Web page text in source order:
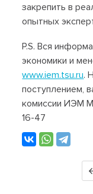
закрепить в
опытных
P.S. Вся
экономики и
www.iem.tsu.ru.
поступлением,
комиссии ИЭМ
16-47